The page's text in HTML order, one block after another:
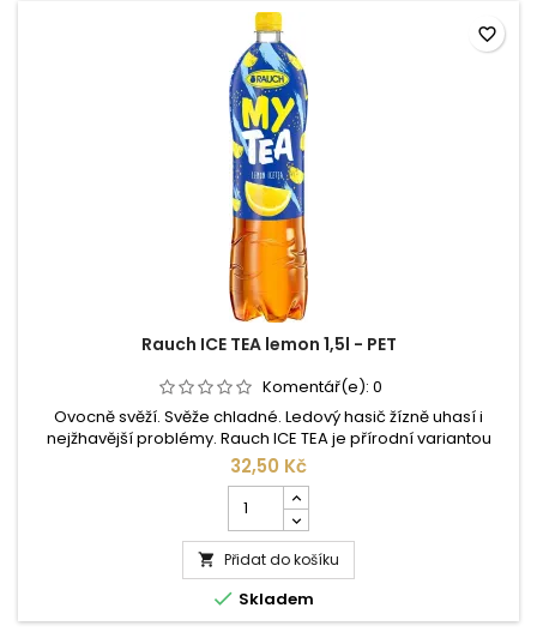
PET
Rauch ICE TEA lemon 1,5l - PET
Komentář(e): 0
Ovocně svěží. Svěže chladné. Ledový hasič žízně uhasí i
nejžhavější problémy. Rauch ICE TEA je přírodní variantou
tradičního softdrinku a limonády. Pravý čaj, pravé ovoce,
pravý Rauch. Pro Rauch ICE TEA jsou žní podle tradičního
způsobu získávány lístečky ceylonského čaje, čímž dochází k
plnému rozvinutí aromatických substancí čaje a Vám se
nabízí...
32,50 Kč
kusů
produktu
Rauch
ICE
TEA
lemon
 Přidat do košíku
 Skladem
favorite_border